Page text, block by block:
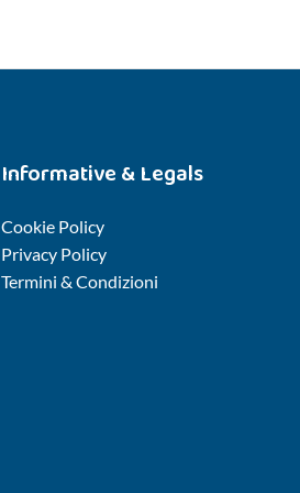
Informative & Legals
Cookie Policy
Privacy Policy
Termini & Condizioni